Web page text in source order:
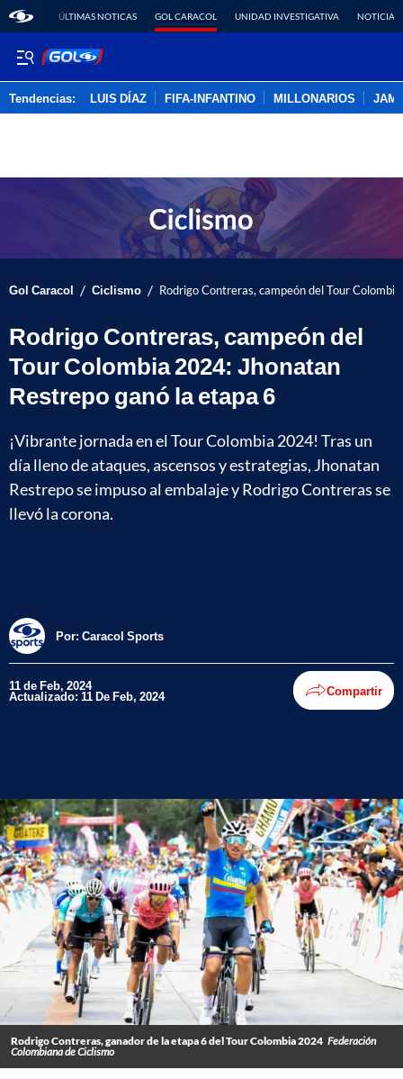
ÚLTIMAS NOTICAS GOL CARACOL UNIDAD INVESTIGATIVA NOTICIAS
Tendencias: LUIS DÍAZ FIFA-INFANTINO MILLONARIOS
Gol Caracol / Ciclismo / Rodrigo Contreras, campeón del Tour
Rodrigo Contreras, campeón del
Tour Colombia 2024: Jhonatan
Restrepo ganó la etapa 6
¡Vibrante jornada en el Tour Colombia 2024! Tras un
día lleno de ataques, ascensos y estrategias, Jhonatan
Restrepo se impuso al embalaje y Rodrigo Contreras se
llevó la corona.
Por: Caracol Sports
11 de Feb, 2024
Actualizado: 11 De Feb, 2024 Compartir
Rodrigo Contreras, ganador de la etapa 6 del Tour Colombia 2024 Federación
Colombiana de Ciclismo